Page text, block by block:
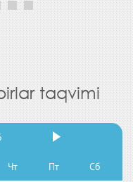
taqvimi
Чт Пт Сб